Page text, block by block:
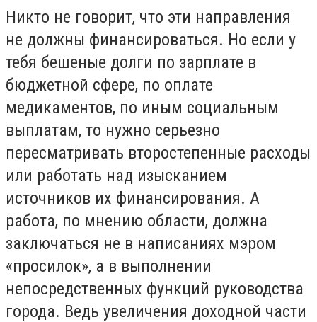
Никто не говорит, что эти направления
не должны финансироваться. Но если у
тебя бешеные долги по зарплате в
бюджетной сфере, по оплате
медикаментов, по иным социальным
выплатам, то нужно серьезно
пересматривать второстепенные расходы
или работать над изысканием
источников их финансирования. А
работа, по мнению области, должна
заключаться не в написаниях мэром
«просилок», а в выполнении
непосредственных функций руководства
города. Ведь увеличения доходной части